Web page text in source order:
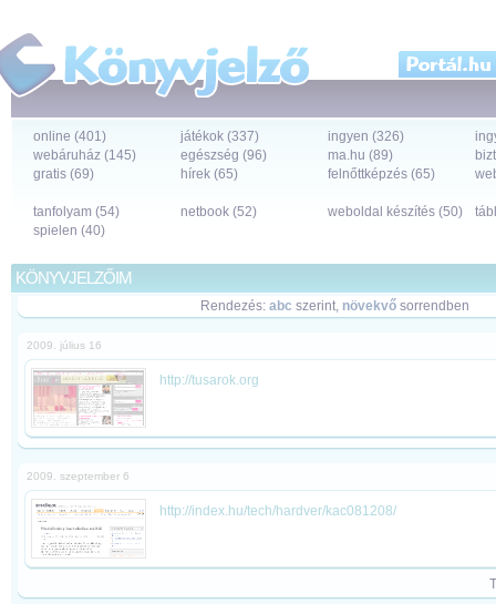
online (401) játékok (337) ingyen (326)
webáruház (145)
egészség (96) ma.hu (89)
gratis (69)
hírek (65) felnőttképzés (65)
tanfolyam (54) netbook (52) weboldal készítés (50)
spielen (40)
KÖNYVJELZŐIM
Rendezés: abc szerint, növekvősorrendben
2009. július 16
http://tusarok.org
2009. szeptember 6
http://index.hu/tech/hardver/kac081208/